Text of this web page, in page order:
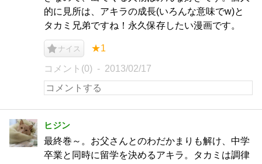
的に見所は、アキラの成長(いろんな意味でw)と
タカミ兄弟ですね！永久保存したい漫画です。
ナイス ★1
コメント(0) 2013/02/17
ヒジン
最終巻～。お父さんとのわだかまりも解け、中学
卒業と同時に留学を決めるアキラ。タカミは調律